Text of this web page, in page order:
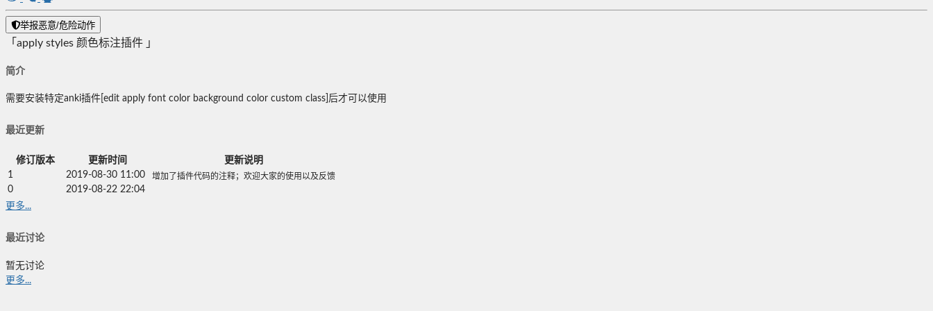
举报恶意/危险动作
「apply styles 颜色标注插件 」
简介
需要安装特定anki插件[edit apply font color background color custom class]后才可以使用
最近更新
修订版本 更新时间
更新说明
1
2019-08-30 11:00 增加了插件代码的注释；欢迎大家的使用以及反馈
0
2019-08-22 22:04
更多...
最近讨论
暂无讨论
更多...